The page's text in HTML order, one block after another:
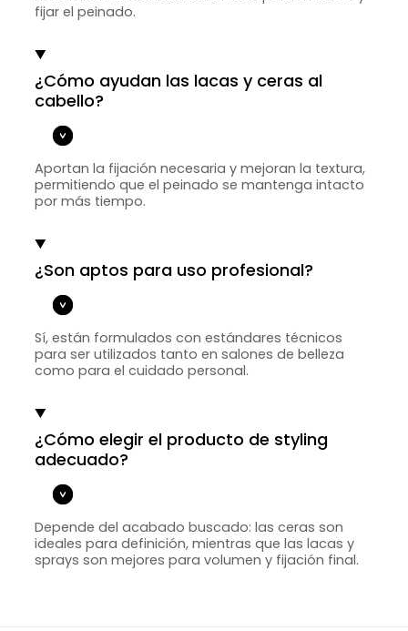
fijar el peinado.
¿Cómo ayudan las lacas y ceras al
cabello?
Aportan la fijación necesaria y mejoran la textura,
permitiendo que el peinado se mantenga intacto
por más tiempo.
¿Son aptos para uso profesional?
Sí, están formulados con estándares técnicos
para ser utilizados tanto en salones de belleza
como para el cuidado personal.
¿Cómo elegir el producto de styling
adecuado?
Depende del acabado buscado: las ceras son
ideales para definición, mientras que las lacas y
sprays son mejores para volumen y fijación final.